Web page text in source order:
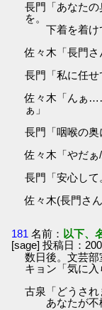
長門「あなた
を。
下着を着け
佐々木「長門さ
長門「私に任せ
佐々木「んぁ
ぁ」
長門「咽喉の奥
佐々木「やだぁ
長門「安心して
佐々木(長門さ
181 名前： 以下、
[sage] 投稿日：
数日後。文芸部
キョン「気に入
古泉「どうさ
あなたが不